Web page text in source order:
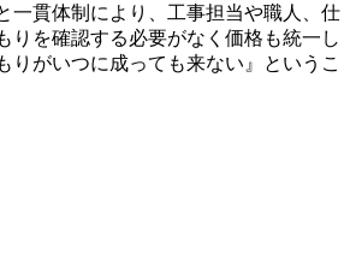
一貫体制により、工事担当や職人、仕
りを確認する必要がなく価格も統一し
りがいつに成っても来ない』というこ